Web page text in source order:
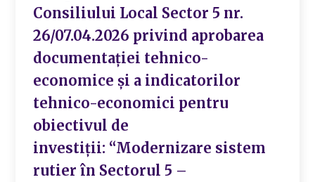
Consiliului Local Sector 5 nr.
26/07.04.2026 privind aprobarea
documentației tehnico-
economice și a indicatorilor
tehnico-economici pentru
obiectivul de
investiții: “Modernizare sistem
rutier în Sectorul 5 –